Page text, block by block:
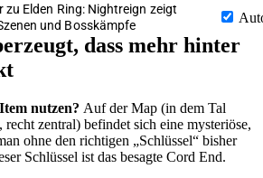
zu Elden Ring: Nightreign zeigt
und Bosskämpfe
dass mehr hinter
nutzen? Auf der Map (in dem Tal
zentral) befindet sich eine mysteriöse,
ohne den richtigen „Schlüssel“ bisher
Schlüssel ist das besagte Cord End.